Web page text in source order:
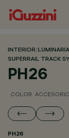
INTERIOR/
SUPERRAIL TRACK
PH26
COLOR
PH26